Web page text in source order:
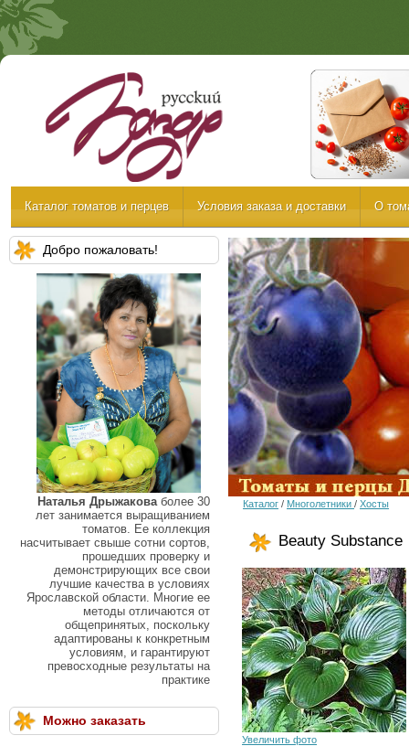
Каталог томатов и перцев Условия заказа и доставки О
Добро пожаловать!
Наталья Дрыжаковаболее 30
лет занимается выращиванием
томатов. Ее коллекция
насчитывает свыше сотни сортов,
прошедших проверку и
демонстрирующих все свои
лучшие качества в условиях
Ярославской области. Многие ее
методы отличаются от
общепринятых, поскольку
адаптированы к конкретным
условиям, и гарантируют
превосходные результаты на
практике
Можно заказать
Каталог / Многолетники / Хосты
Beauty Substance
Увеличить фото